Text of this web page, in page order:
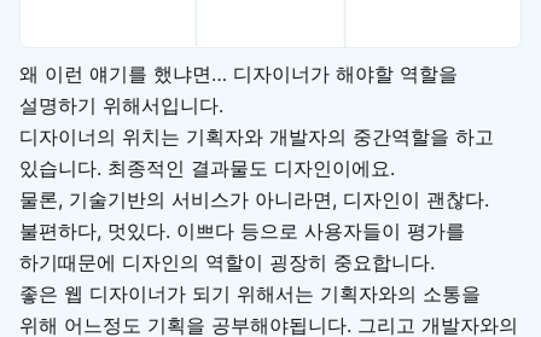
왜 이런 얘기를 했냐면… 디자이너가 해야할 역할을
설명하기 위해서입니다.
디자이너의 위치는 기획자와 개발자의 중간역할을 하고
있습니다. 최종적인 결과물도 디자인이에요.
물론, 기술기반의 서비스가 아니라면, 디자인이 괜찮다.
불편하다, 멋있다. 이쁘다 등으로 사용자들이 평가를
하기때문에 디자인의 역할이 굉장히 중요합니다.
좋은 웹 디자이너가 되기 위해서는 기획자와의 소통을
위해 어느정도 기획을 공부해야됩니다. 그리고 개발자와의